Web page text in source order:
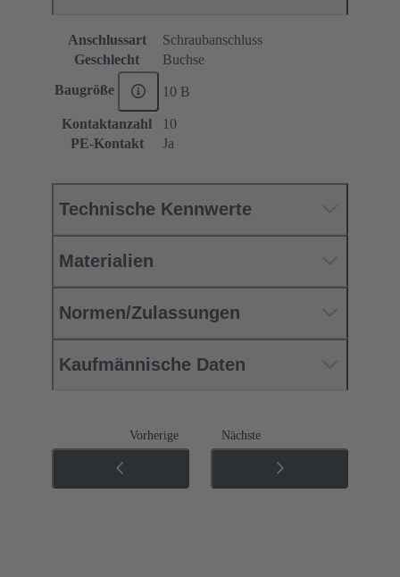
Anschlussart
Schraubanschluss
Geschlecht
Buchse
Baugröße 10 B
Kontaktanzahl
10
PE-Kontakt
Ja
Technische Kennwerte
Materialien
Normen/Zulassungen
Kaufmännische Daten
Vorherige Nächste